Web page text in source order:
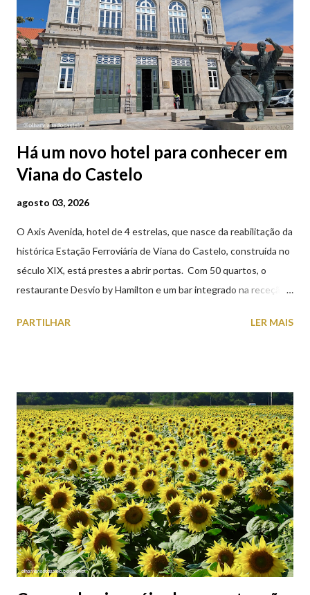
Há um novo hotel para conhecer em
Viana do Castelo
agosto 03, 2026
O Axis Avenida, hotel de 4 estrelas, que nasce da reabilitação da
histórica Estação Ferroviária de Viana do Castelo, construída no
século XIX, está prestes a abrir portas. Com 50 quartos, o
restaurante Desvio by Hamilton e um bar integrado na receção,
peças históricas cedidas pela IP Património que homenageiam a
PARTILHAR LER MAIS